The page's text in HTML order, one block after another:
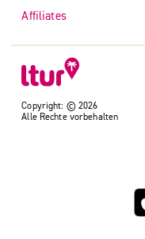
Copyright: © 2026
Alle Rechte vorbehalten
Affiliates